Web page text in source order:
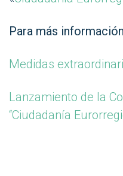
Para más informaci
Medidas
Lanzamiento de la
“Ciudadanía